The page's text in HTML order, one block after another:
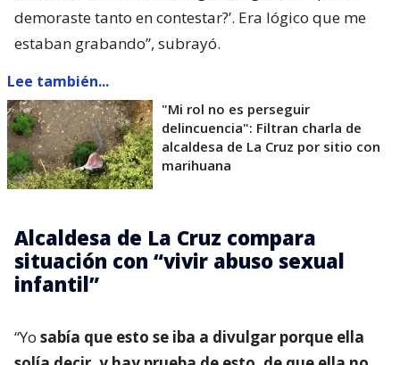
demoraste tanto en contestar?’. Era lógico que me
estaban grabando”, subrayó.
Lee también...
"Mi rol no es perseguir
delincuencia": Filtran charla de
alcaldesa de La Cruz por sitio con
marihuana
Alcaldesa de La Cruz compara
situación con “vivir abuso sexual
infantil”
“Yo sabía que esto se iba a divulgar porque ella